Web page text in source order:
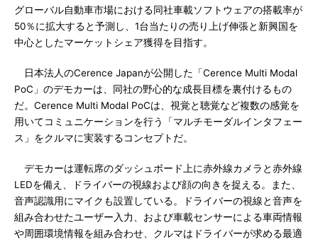
グローバル自動車市場における同社車載ソフトウェアの搭載率が
50％に拡大すると予測し、1台当たりの売り上げ伸張と新興国を
中心としたマーケットシェア獲得を目指す。
日本法人のCerence Japanが公開した「Cerence Multi Modal
PoC」のデモカーは、同社の野心的な成長目標を裏付けるもの
だ。Cerence Multi Modal PoCは、視覚と聴覚など複数の感覚を
用いてコミュニケーションを行う「マルチモーダルインタフェー
ス」をクルマに実装するコンセプトだ。
デモカーは運転席のダッシュボード上に赤外線カメラと赤外線
LEDを備え、ドライバーの視線および顔の向きを捉える。また、
音声認識用にマイクも設置している。ドライバーの視線と音声を
組み合わせたユーザー入力、および車載センサーによる車両情報
や周囲環境情報を組み合わせ、クルマはドライバーが求める最適